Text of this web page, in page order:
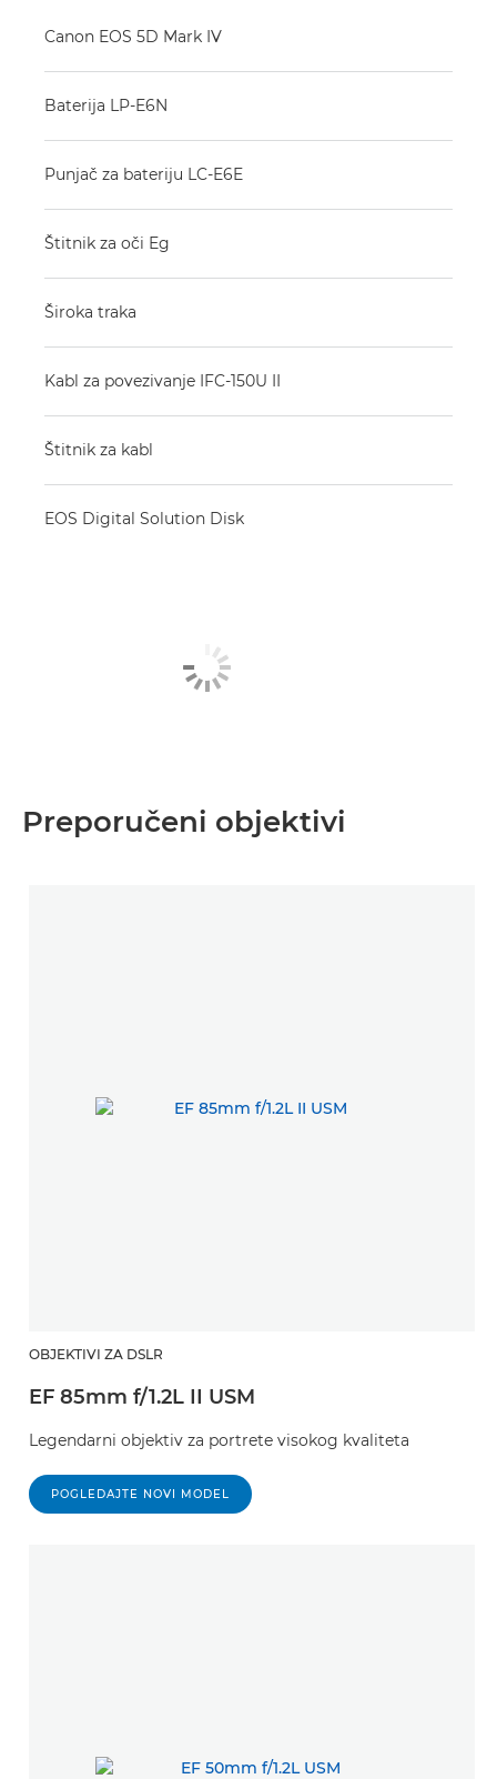
Canon EOS 5D Mark IV
Baterija LP-E6N
Punjač za bateriju LC-E6E
Štitnik za oči Eg
Široka traka
Kabl za povezivanje IFC-150U II
Štitnik za kabl
EOS Digital Solution Disk
Preporučeni objektivi
OBJEKTIVI ZA DSLR
EF 85mm f/1.2L II USM
Legendarni objektiv za portrete visokog kvaliteta
POGLEDAJTE NOVI MODEL